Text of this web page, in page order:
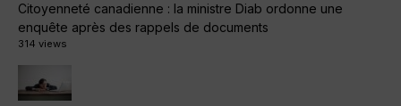
Citoyenneté canadienne : la ministre Diab ordonne une
enquête après des rappels de documents
314 views